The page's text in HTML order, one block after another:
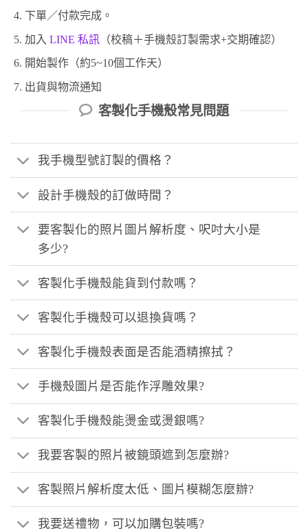
下單／付款完成。
加入 LINE 私訊（校稿＋手機殼訂製需求+交期確認）
開始製作（約5~10個工作天）
出貨與物流通知
客製化手機殼常見問題
我手機型號訂製的價格？
設計手機殼的訂做時間？
要客製化的照片圖片解析度、呎吋大小是
多少?
客製化手機殼能貨到付款嗎？
客製化手機殼可以退換貨嗎？
客製化手機殼表面是否能酒精擦拭？
手機殼圖片是否能作浮雕效果?
客製化手機殼能燙金或燙銀嗎?
我要客製的照片被鏡頭遮到怎麼辦?
客製照片解析度太低、圖片模糊怎麼辦?
我要送禮物，可以加購包裝嗎?